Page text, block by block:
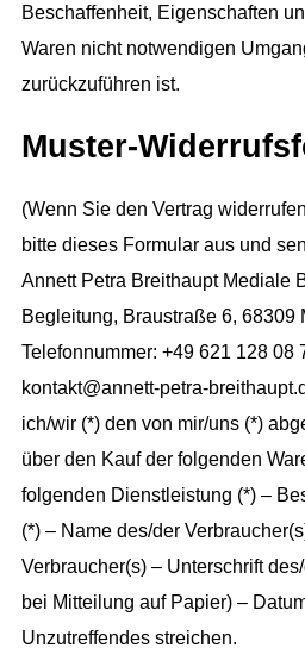
Beschaffenheit, Eigenschaften
Waren nicht notwendigen
zurückzuführen ist.
Muster-
(Wenn Sie den Vertrag
bitte dieses Formular aus und
Annett Petra Breithaupt Mediale
Begleitung, Braustraße 6, 68309
Telefonnummer: +49 621 128 08
kontakt@annett-petra-
ich/wir (*) den von mir/uns (*)
über den Kauf der folgenden
folgenden Dienstleistung (*) –
(*) – Name des/der
Verbraucher(s) – Unterschrift
bei Mitteilung auf Papier) –
Unzutreffendes streichen.